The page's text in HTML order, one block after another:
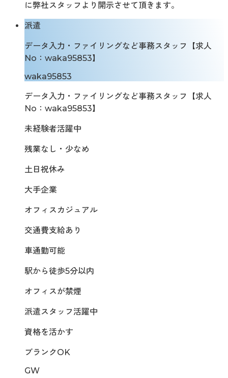
に弊社スタッフより開示させて頂きます。
派遣
データ入力・ファイリングなど事務スタッフ【求人
No：waka95853】
waka95853
データ入力・ファイリングなど事務スタッフ【求人
No：waka95853】
未経験者活躍中
残業なし・少なめ
土日祝休み
大手企業
オフィスカジュアル
交通費支給あり
車通勤可能
駅から徒歩5分以内
オフィスが禁煙
派遣スタッフ活躍中
資格を活かす
ブランクOK
GW